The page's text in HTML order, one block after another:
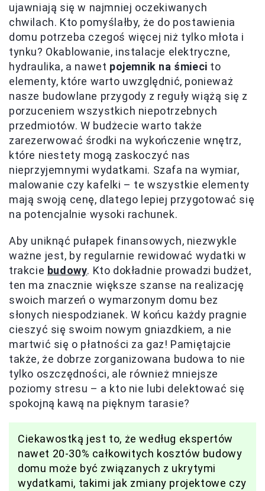
ujawniają się w najmniej oczekiwanych
chwilach. Kto pomyślałby, że do postawienia
domu potrzeba czegoś więcej niż tylko młota i
tynku? Okablowanie, instalacje elektryczne,
hydraulika, a nawet pojemnik na śmieci to
elementy, które warto uwzględnić, ponieważ
nasze budowlane przygody z reguły wiążą się z
porzuceniem wszystkich niepotrzebnych
przedmiotów. W budżecie warto także
zarezerwować środki na wykończenie wnętrz,
które niestety mogą zaskoczyć nas
nieprzyjemnymi wydatkami. Szafa na wymiar,
malowanie czy kafelki – te wszystkie elementy
mają swoją cenę, dlatego lepiej przygotować się
na potencjalnie wysoki rachunek.
Aby uniknąć pułapek finansowych, niezwykle
ważne jest, by regularnie rewidować wydatki w
trakcie budowy. Kto dokładnie prowadzi budżet,
ten ma znacznie większe szanse na realizację
swoich marzeń o wymarzonym domu bez
słonych niespodzianek. W końcu każdy pragnie
cieszyć się swoim nowym gniazdkiem, a nie
martwić się o płatności za gaz! Pamiętajcie
także, że dobrze zorganizowana budowa to nie
tylko oszczędności, ale również mniejsze
poziomy stresu – a kto nie lubi delektować się
spokojną kawą na pięknym tarasie?
Ciekawostką jest to, że według ekspertów
nawet 20-30% całkowitych kosztów budowy
domu może być związanych z ukrytymi
wydatkami, takimi jak zmiany projektowe czy